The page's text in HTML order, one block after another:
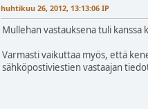
huhtikuu 26, 2012, 13:13:06 IP
Mullehan vastauksena tuli
Varmasti vaikuttaa myös, että
sähköpostiviestien vastaajan